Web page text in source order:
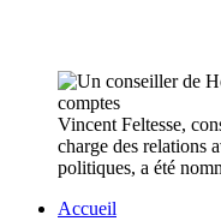
Vincent Feltesse,
charge des relations
politiques, a été
Accueil